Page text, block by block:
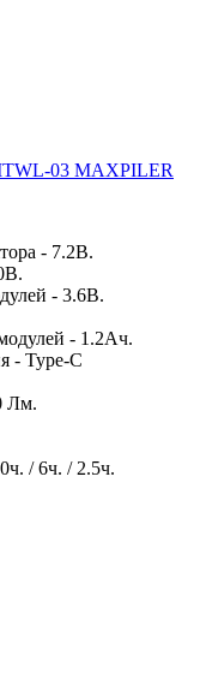
03 MAXPILER
- 7.2В.
- 3.6В.
- 1.2Ач.
- Type-C
Лм.
/ 6ч. / 2.5ч.